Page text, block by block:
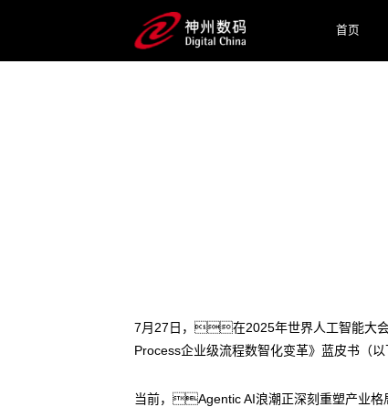
首页
7月27日，在2025年世界人工智能大
Process企业级流程数智化变革》蓝皮书
当前，Agentic AI浪潮正深刻重塑产业